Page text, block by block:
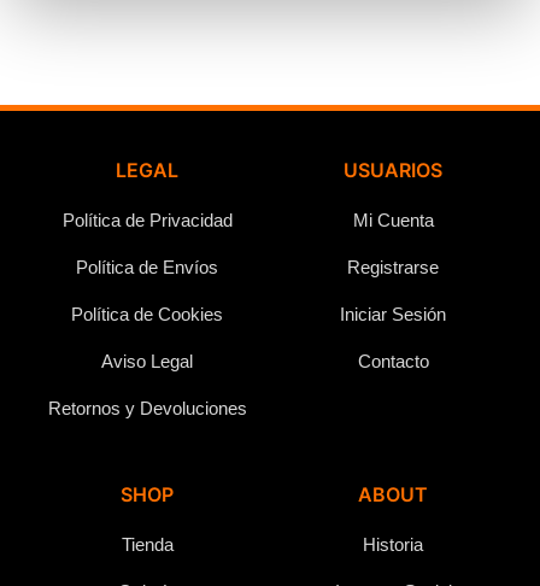
LEGAL
Política de Privacidad
Política de Envíos
Política de Cookies
Aviso Legal
Retornos y Devoluciones
USUARIOS
Mi Cuenta
Registrarse
Iniciar Sesión
Contacto
SHOP
Tienda
ABOUT
Historia